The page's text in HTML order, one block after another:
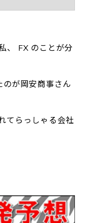
、 FX のことが分
が岡安商事さん
てらっしゃる会社